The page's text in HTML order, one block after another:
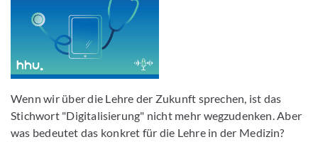
Wenn wir über die Lehre der Zukunft sprechen, ist das
Stichwort "Digitalisierung" nicht mehr wegzudenken. Aber
was bedeutet das konkret für die Lehre in der Medizin?